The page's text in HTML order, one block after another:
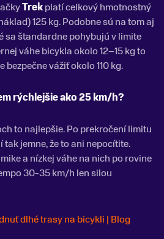
Trekplatí celkový hmotnostný
125 kg. Podobne sú na tom aj
sa štandardne pohybujú v limite
váhe bicykla okolo 12–15 kg to
bezpečne vážiť okolo 110 kg.
rýchlejšie ako 25 km/h?
to najlepšie. Po prekročení limitu
jemne, že to ani nepocítite.
a nízkej váhe na nich po rovine
30-35 km/h len silou
dlhé trasy na bicykli | Blog